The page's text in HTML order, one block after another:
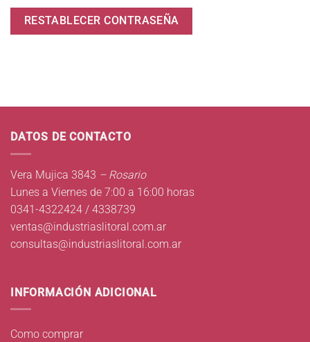
RESTABLECER CONTRASEÑA
DATOS DE CONTACTO
Vera Mujica 3843 – Rosario
Lunes a Viernes de 7:00 a 16:00 horas
0341-4322424 / 4338739
ventas@industriaslitoral.com.ar
consultas@industriaslitoral.com.ar
INFORMACIÓN ADICIONAL
Como comprar